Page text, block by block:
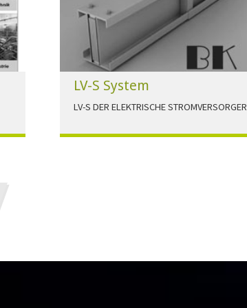
LV-S System
LV-S DER ELEKTRISCHE STROMVERSORGER